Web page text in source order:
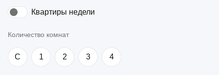
Квартиры недели
Количество комнат
C 1 2 3 4